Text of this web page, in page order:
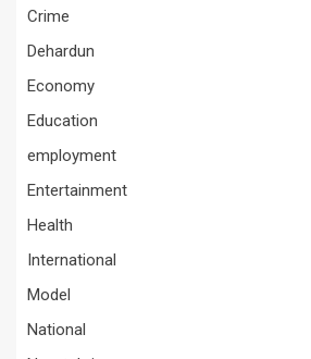
Crime
Dehardun
Economy
Education
employment
Entertainment
Health
International
Model
National